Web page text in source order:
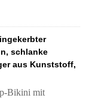
schlanke
aus Kunststoff,
Bikini mit